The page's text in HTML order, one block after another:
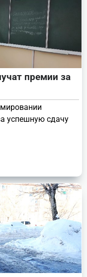
премии за
успешную сдачу